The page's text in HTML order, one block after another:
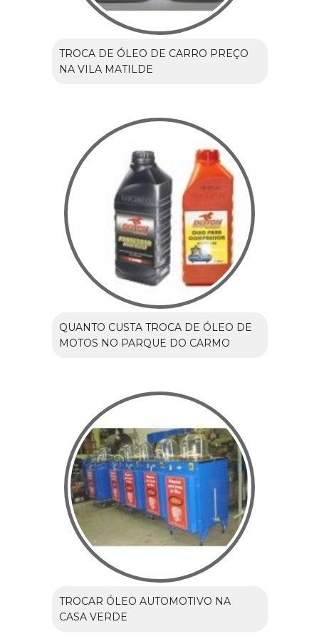
TROCA DE ÓLEO DE CARRO PREÇO
NA VILA MATILDE
QUANTO CUSTA TROCA DE ÓLEO DE
MOTOS NO PARQUE DO CARMO
TROCAR ÓLEO AUTOMOTIVO NA
CASA VERDE